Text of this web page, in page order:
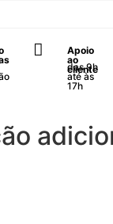
Apoio
ao
cliente
das 9h
até às
17h